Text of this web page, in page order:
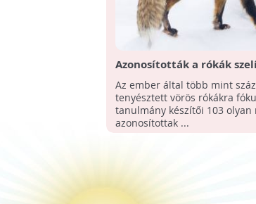
Azonosították a rókák
felelős kulcsgének egyikét
Az ember által több mint
tenyésztett vörös rókákra
tanulmány készítői 103 olyan
azonosítottak ...